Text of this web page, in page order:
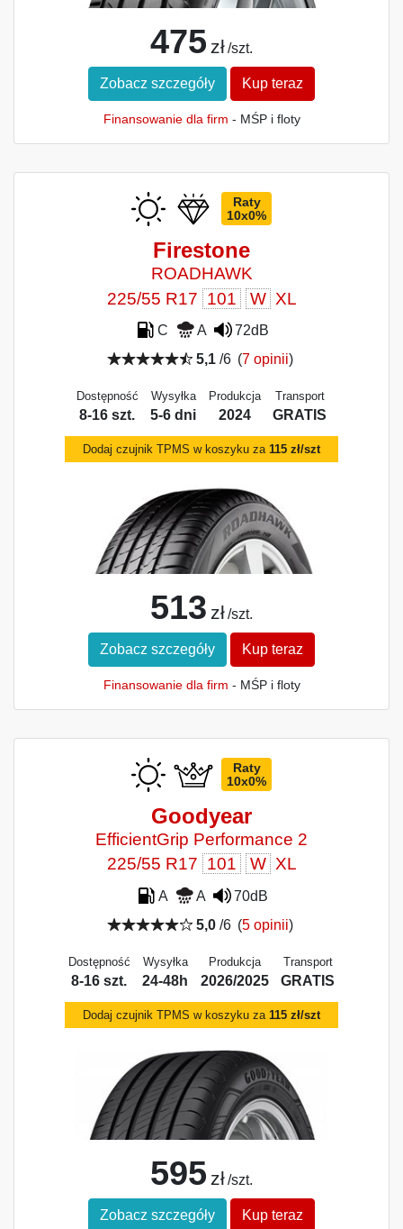
475 zł /szt.
Zobacz szczegóły Kup teraz
Finansowanie dla firm - MŚP i floty
Raty
10x0%
Firestone
ROADHAWK
225/55 R17 101 W XL
C A
72dB
5,1 /6 (7 opinii)
Dostępność
8-16 szt.
Wysyłka
5-6 dni
Produkcja
2024
Transport
GRATIS
Dodaj czujnik TPMS w koszyku za 115 zł/szt
513 zł /szt.
Zobacz szczegóły Kup teraz
Finansowanie dla firm - MŚP i floty
Raty
10x0%
Goodyear
EfficientGrip Performance 2
225/55 R17 101 W XL
A A
70dB
5,0 /6 (5 opinii)
Dostępność
8-16 szt.
Wysyłka
24-48h
Produkcja
2026/2025
Transport
GRATIS
Dodaj czujnik TPMS w koszyku za 115 zł/szt
595 zł /szt.
Zobacz szczegóły Kup teraz